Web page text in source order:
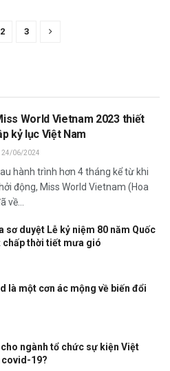
2 3
World Vietnam 2023 thiết
kỷ lục Việt Nam
24/06/2024
hành trình hơn 4 tháng kể từ khi
động, Miss World Vietnam (Hoa
sơ duyệt Lễ kỷ niệm 80 năm Quốc
chấp thời tiết mưa gió
là một cơn ác mộng về biến đổi
ngành tổ chức sự kiện Việt
covid-19?